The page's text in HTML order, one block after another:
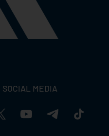
SOCIAL MEDIA